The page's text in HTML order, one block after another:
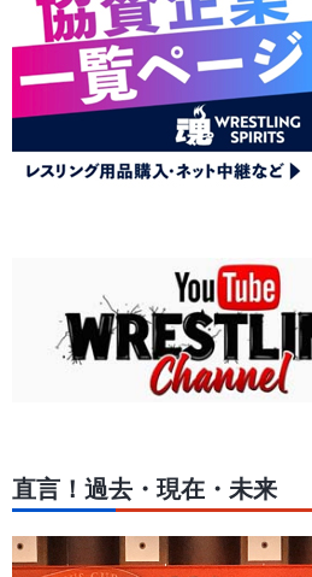
直言！過去・現在・未来